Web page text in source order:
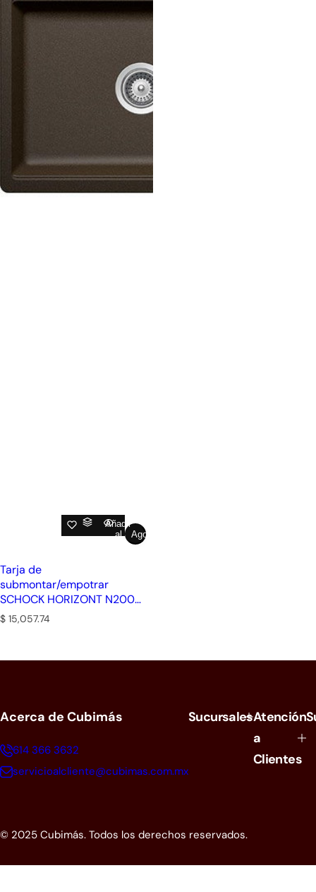
Añadir
al
carrito
Agotado
Tarja de
submontar/empotrar
SCHOCK HORIZONT N200
Bronze Cuarzo
P
b
t
u
a
$ 15,057.74
Acerca de Cubimás
614 366 3632
servicioalcliente@cubimas.com.mx
SucursalesAtención
a
Clientes
© 2025 Cubimás. Todos los derechos reservados.